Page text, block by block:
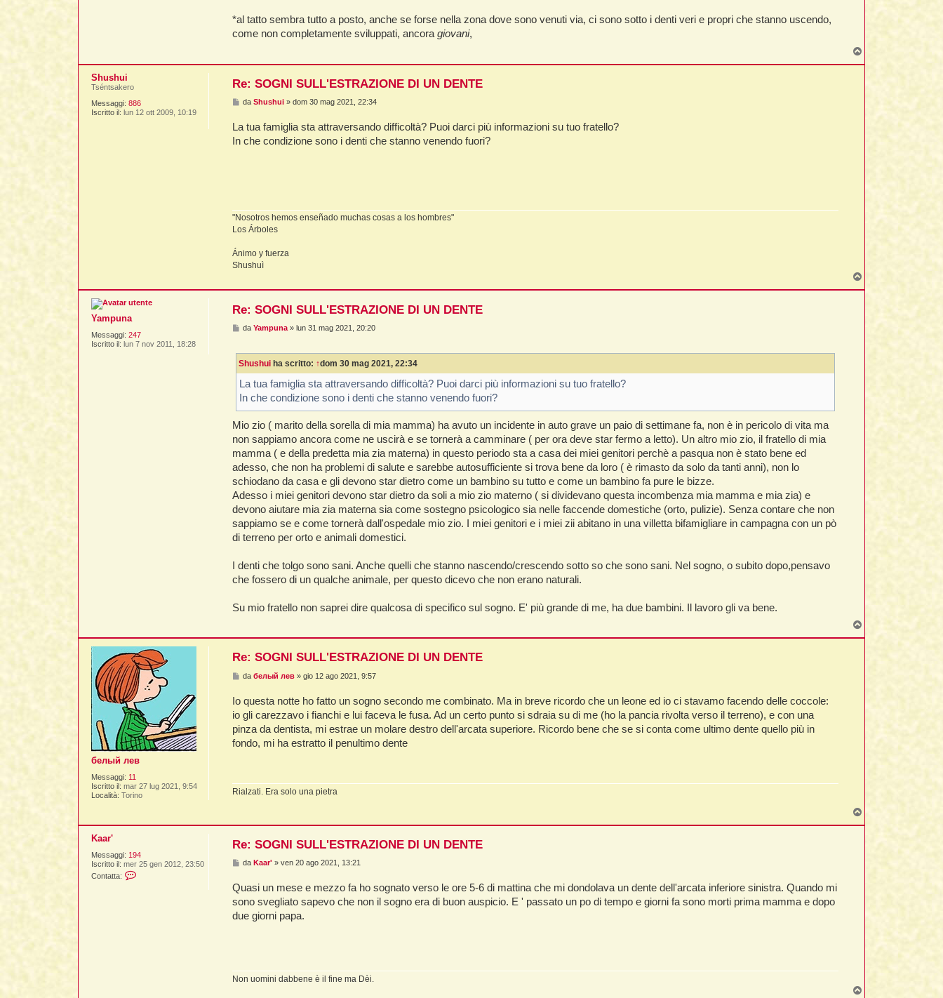
*al tatto sembra tutto a posto, anche se forse nella zona dove sono venuti via, ci sono sotto i denti veri e propri che stanno uscendo,
come non completamente sviluppati, ancoragiovani,
Shushui
Tséntsakero
Messaggi: 886
Iscritto il: lun 12 ott 2009, 10:19
Re: SOGNI SULL'ESTRAZIONE DI UN DENTE
M
s
g
daShushui »dom 30 mag 2021, 22:34
La tua famiglia sta attraversando difficoltà? Puoi darci più informazioni su tuo fratello?
In che condizione sono i denti che stanno venendo fuori?
"Nosotros hemos enseñado muchas cosas a los hombres"
Los Árboles
Ánimo y fuerza
Shushuì
Yampuna
Messaggi: 247
Iscritto il: lun 7 nov 2011, 18:28
Re: SOGNI SULL'ESTRAZIONE DI UN DENTE
M
s
a
g
g
o
daYampuna »lun 31 mag 2021, 20:20
Shushuiha scritto: ↑dom 30 mag 2021, 22:34
La tua famiglia sta attraversando difficoltà? Puoi darci più informazioni su tuo fratello?
In che condizione sono i denti che stanno venendo fuori?
Mio zio ( marito della sorella di mia mamma) ha avuto un incidente in auto grave un paio di settimane fa, non è in pericolo di vita ma
non sappiamo ancora come ne uscirà e se tornerà a camminare ( per ora deve star fermo a letto). Un altro mio zio, il fratello di mia
mamma ( e della predetta mia zia materna) in questo periodo sta a casa dei miei genitori perchè a pasqua non è stato bene ed
adesso, che non ha problemi di salute e sarebbe autosufficiente si trova bene da loro ( è rimasto da solo da tanti anni), non lo
schiodano da casa e gli devono star dietro come un bambino su tutto e come un bambino fa pure le bizze.
Adesso i miei genitori devono star dietro da soli a mio zio materno ( si dividevano questa incombenza mia mamma e mia zia) e
devono aiutare mia zia materna sia come sostegno psicologico sia nelle faccende domestiche (orto, pulizie). Senza contare che non
sappiamo se e come tornerà dall'ospedale mio zio. I miei genitori e i miei zii abitano in una villetta bifamigliare in campagna con un pò
di terreno per orto e animali domestici.
I denti che tolgo sono sani. Anche quelli che stanno nascendo/crescendo sotto so che sono sani. Nel sogno, o subito dopo,pensavo
che fossero di un qualche animale, per questo dicevo che non erano naturali.
Su mio fratello non saprei dire qualcosa di specifico sul sogno. E' più grande di me, ha due bambini. Il lavoro gli va bene.
белый лев
Messaggi: 11
Iscritto il: mar 27 lug 2021, 9:54
Località: Torino
Re: SOGNI SULL'ESTRAZIONE DI UN DENTE
M
s
a
g
g
o
daбелый лев »gio 12 ago 2021, 9:57
Io questa notte ho fatto un sogno secondo me combinato. Ma in breve ricordo che un leone ed io ci stavamo facendo delle coccole:
io gli carezzavo i fianchi e lui faceva le fusa. Ad un certo punto si sdraia su di me (ho la pancia rivolta verso il terreno), e con una
pinza da dentista, mi estrae un molare destro dell'arcata superiore. Ricordo bene che se si conta come ultimo dente quello più in
fondo, mi ha estratto il penultimo dente
Rialzati. Era solo una pietra
Kaar'
Messaggi: 194
Iscritto il: mer 25 gen 2012, 23:50
Contatta:
Re: SOGNI SULL'ESTRAZIONE DI UN DENTE
M
s
a
g
g
da Kaar' »ven 20 ago 2021, 13:21
Quasi un mese e mezzo fa ho sognato verso le ore 5-6 di mattina che mi dondolava un dente dell'arcata inferiore sinistra. Quando mi
sono svegliato sapevo che non il sogno era di buon auspicio. E ' passato un po di tempo e giorni fa sono morti prima mamma e dopo
due giorni papa.
Non uomini dabbene è il fine ma Dèi.